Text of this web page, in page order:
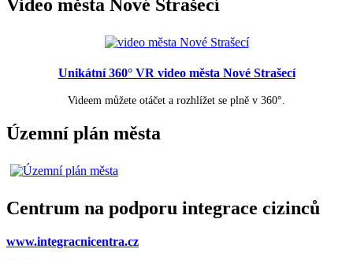
Video města Nové Strašecí
Unikátní 360° VR video města Nové Strašecí
Videem můžete otáčet a rozhlížet se plně v 360°.
Územní plán města
Centrum na podporu integrace cizinců
www.integracnicentra.cz